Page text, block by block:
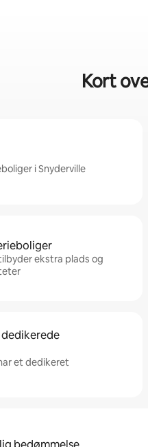
Kort
i Snyderville
ekstra plads og
et dedikeret